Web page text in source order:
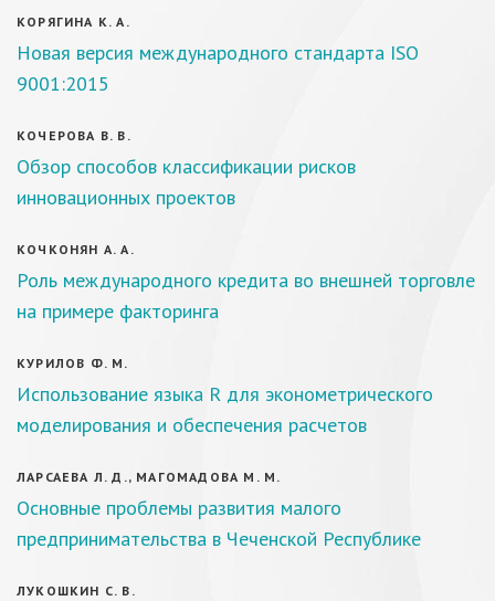
КОРЯГИНА К. А.
Новая версия международного стандарта ISO
9001:2015
КОЧЕРОВА В. В.
Обзор способов классификации рисков
инновационных проектов
КОЧКОНЯН А. А.
Роль международного кредита во внешней торговле
на примере факторинга
КУРИЛОВ Ф. М.
Использование языка R для эконометрического
моделирования и обеспечения расчетов
ЛАРСАЕВА Л. Д., МАГОМАДОВА М. М.
Основные проблемы развития малого
предпринимательства в Чеченской Республике
ЛУКОШКИН С. В.